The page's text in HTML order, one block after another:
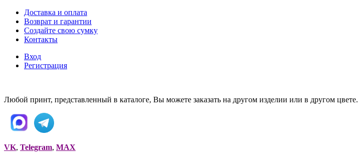
Доставка и оплата
Возврат и гарантии
Создайте свою сумку
Контакты
Вход
Регистрация
Любой принт, представленный в каталоге, Вы можете заказать на другом изделии или в другом цвете.
VK, Telegram, MAX